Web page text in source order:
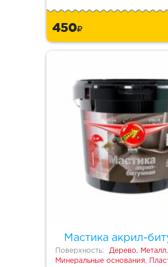
450
Мастика акрил-
Поверхность:
Дерево,
Минеральные основания,